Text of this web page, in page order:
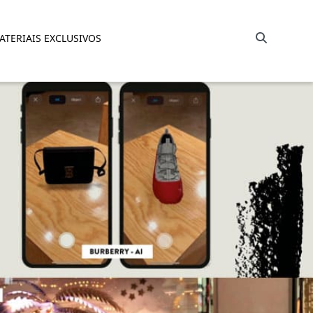
EXCLUSIVOS Barra de busca